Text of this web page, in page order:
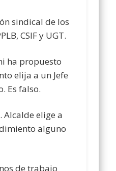
sindical de los
CSIF y UGT.
ha propuesto
elija a un Jefe
Es falso.
Alcalde elige a
alguno
de trabajo